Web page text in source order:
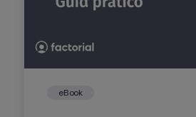
eBook